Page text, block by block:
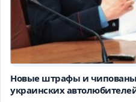
Новые штрафы и
украинских